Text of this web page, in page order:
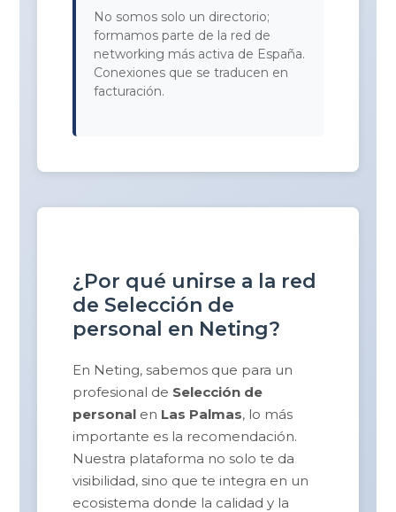
No somos solo un directorio;
formamos parte de la red de
networking más activa de España.
Conexiones que se traducen en
facturación.
¿Por qué unirse a la red
de Selección de
personal en Neting?
En Neting, sabemos que para un
profesional de Selección de
personal en Las Palmas, lo más
importante es la recomendación.
Nuestra plataforma no solo te da
visibilidad, sino que te integra en un
ecosistema donde la calidad y la